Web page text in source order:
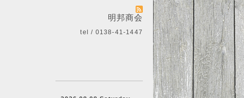
明邦商会
tel / 0138-41-1447